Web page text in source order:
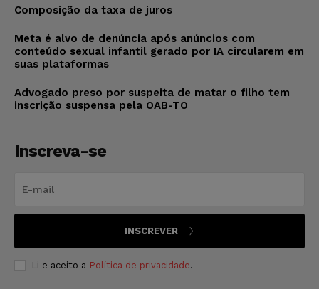
Composição da taxa de juros
Meta é alvo de denúncia após anúncios com
conteúdo sexual infantil gerado por IA circularem em
suas plataformas
Advogado preso por suspeita de matar o filho tem
inscrição suspensa pela OAB-TO
Inscreva-se
INSCREVER
Li e aceito a Política de privacidade.